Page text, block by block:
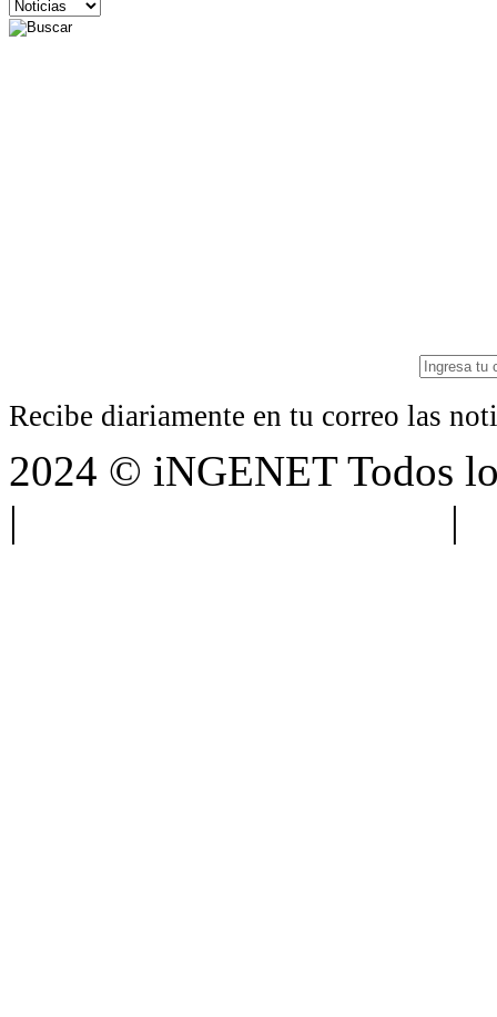
Recibe diariamente en tu correo las
2024 © iNGENET Todos
|
|